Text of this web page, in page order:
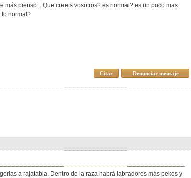
más pienso... Que creeis vosotros? es normal? es un poco mas
normal?
Denunciar mensaje
Citar
a rajatabla. Dentro de la raza habrá labradores más pekes y